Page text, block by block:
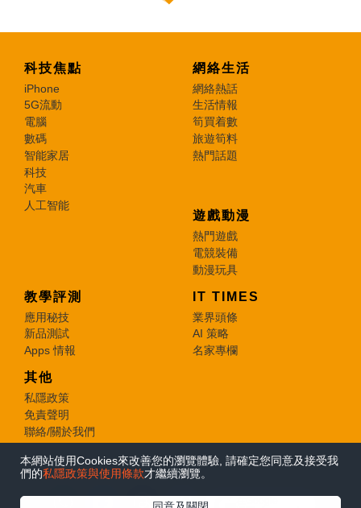
本網站使用Cookies來改善您的瀏覽體驗, 請確定您同意及接受我
們的私隱政策與使用條款才繼續瀏覽。
科技焦點
iPhone
5G流動
電腦
數碼
智能家居
科技
汽車
人工智能
網絡生活
網絡熱話
生活情報
筍買着數
旅遊筍料
熱門話題
遊戲動漫
熱門遊戲
電競裝備
動漫玩具
教學評測
應用秘技
新品測試
Apps 情報
IT TIMES
業界頭條
AI 策略
名家專欄
其他
私隱政策
免責聲明
聯絡/關於我們
© 2026 e-zone. All Rights Reserved.